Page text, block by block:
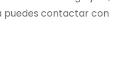
puedes contactar con